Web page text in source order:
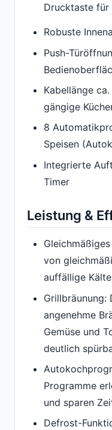
Drucktaste für
Robuste
Push-
Kabellänge
gängige
8
Speisen
Integrierte
Timer
Leistung &
von
auffällige
Grillbräunung:
angenehme
Gemüse und
deutlich
Programme
und sparen
Defrost-